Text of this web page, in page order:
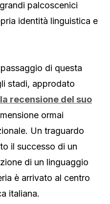
palcoscenici
identità linguistica e
di questa
stadi, approdato
recensione del suo
ormai
Un traguardo
il successo di un
di un linguaggio
è arrivato al centro
italiana.